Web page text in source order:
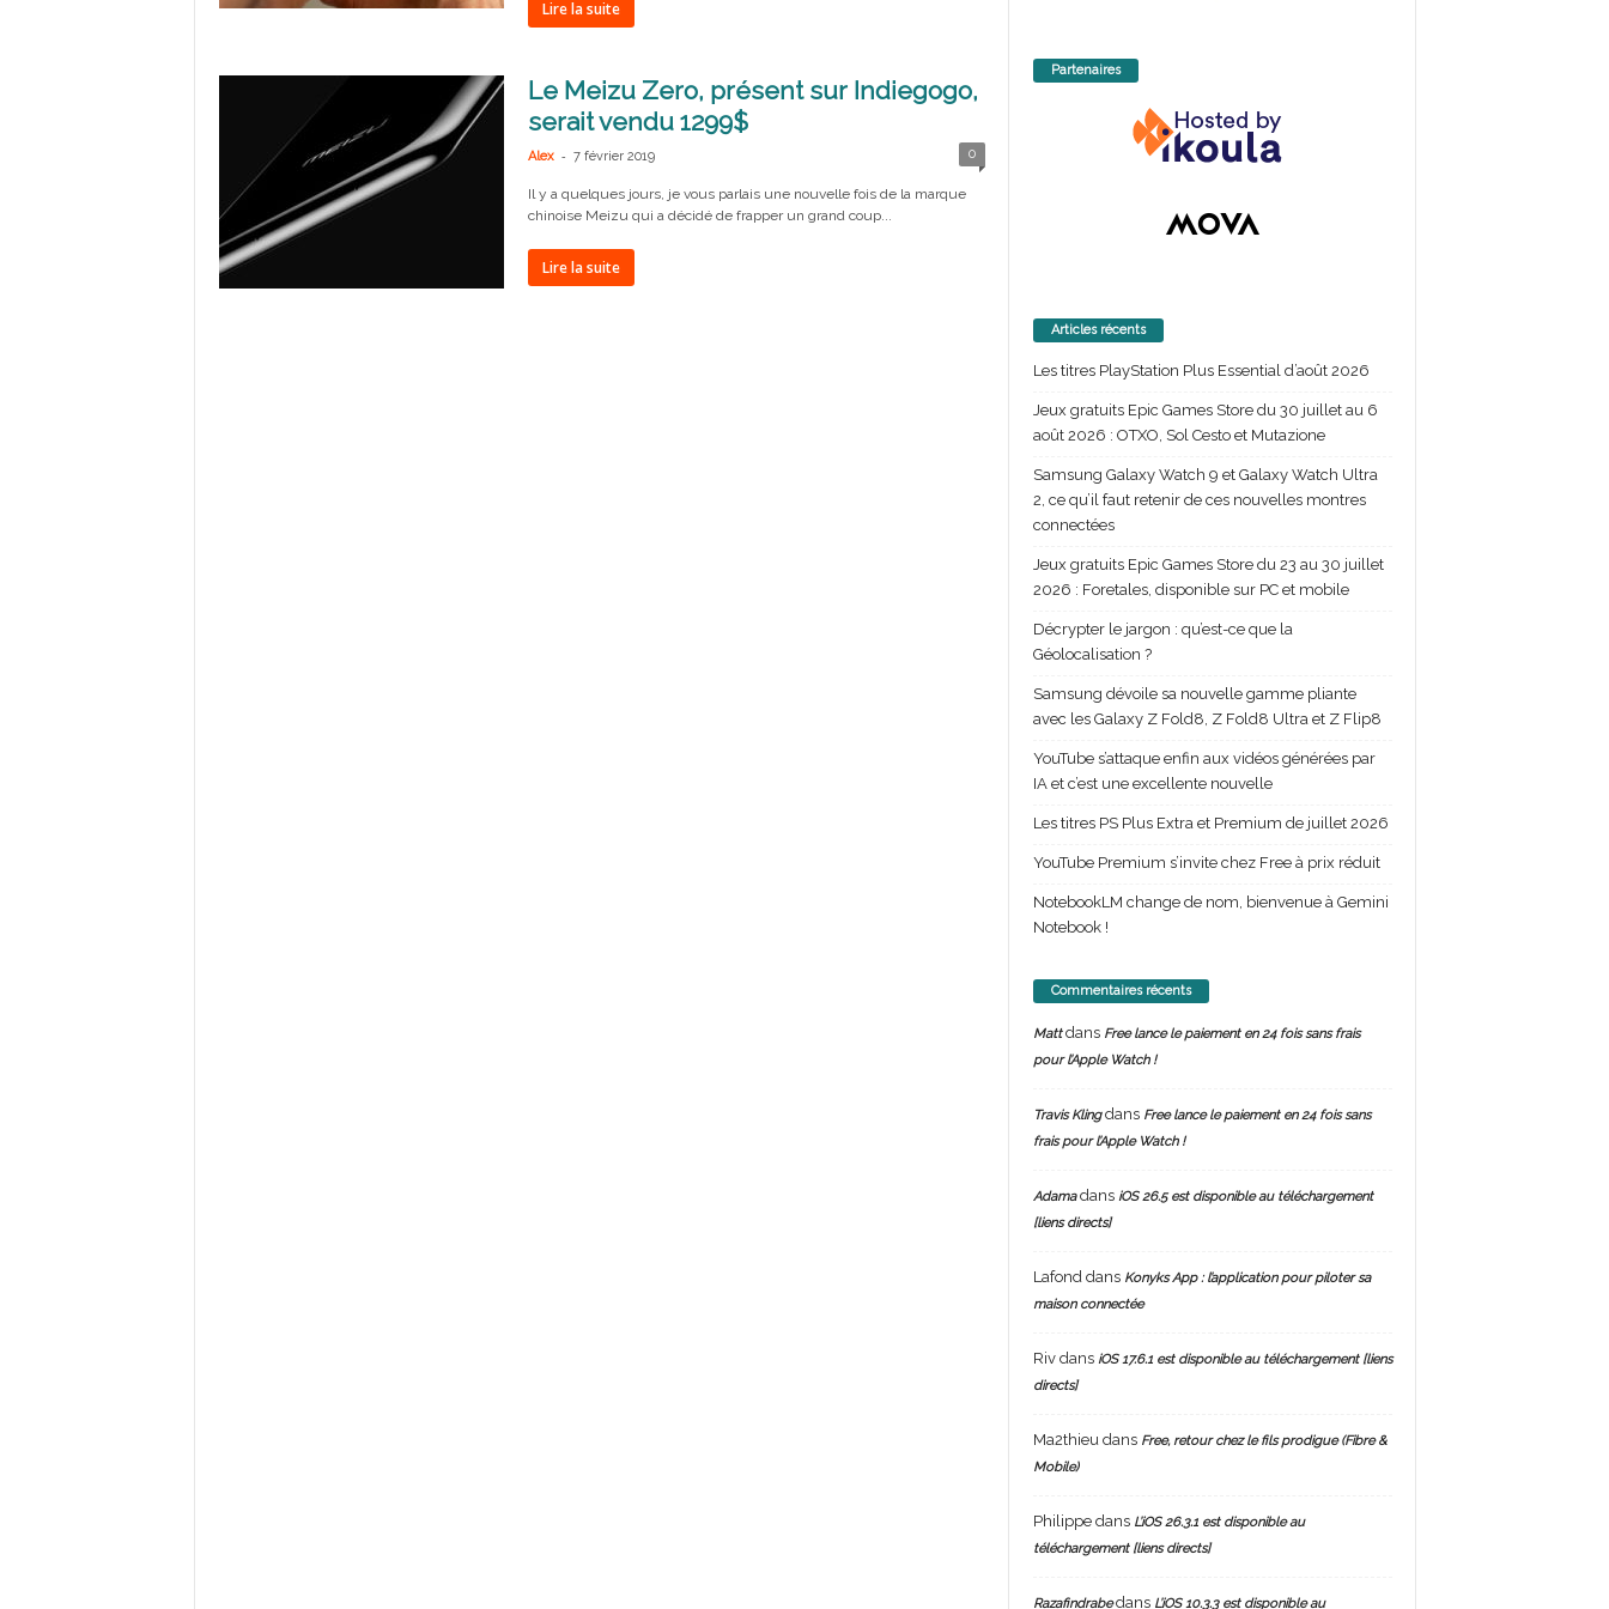
Lire la suite
Le Meizu Zero, présent sur Indiegogo,
serait vendu 1299$
Alex - 7 février 2019 0
Il y a quelques jours, je vous parlais une nouvelle fois de la marque
chinoise Meizu qui a décidé de frapper un grand coup...
Lire la suite
Partenaires
Articles récents
Les titres PlayStation Plus Essential d’août 2026
Jeux gratuits Epic Games Store du 30 juillet au 6
août 2026 : OTXO, Sol Cesto et Mutazione
Samsung Galaxy Watch 9 et Galaxy Watch Ultra
2, ce qu’il faut retenir de ces nouvelles montres
connectées
Jeux gratuits Epic Games Store du 23 au 30 juillet
2026 : Foretales, disponible sur PC et mobile
Décrypter le jargon : qu’est-ce que la
Géolocalisation ?
Samsung dévoile sa nouvelle gamme pliante
avec les Galaxy Z Fold8, Z Fold8 Ultra et Z Flip8
YouTube s’attaque enfin aux vidéos générées par
IA et c’est une excellente nouvelle
Les titres PS Plus Extra et Premium de juillet 2026
YouTube Premium s’invite chez Free à prix réduit
NotebookLM change de nom, bienvenue à Gemini
Notebook !
Commentaires récents
Mattdans Free lance le paiement en 24 fois sans frais
pour l’Apple Watch !
Travis Klingdans Free lance le paiement en 24 fois sans
frais pour l’Apple Watch !
Adamadans iOS 26.5 est disponible au téléchargement
[liens directs]
Lafond dans Konyks App : l’application pour piloter sa
maison connectée
Rivdans iOS 17.6.1 est disponible au téléchargement [liens
directs]
Ma2thieu dans Free, retour chez le fils prodigue (Fibre &
Mobile)
Philippedans L’iOS 26.3.1 est disponible au
téléchargement [liens directs]
Razafindrabedans L’iOS 10.3.3 est disponible au